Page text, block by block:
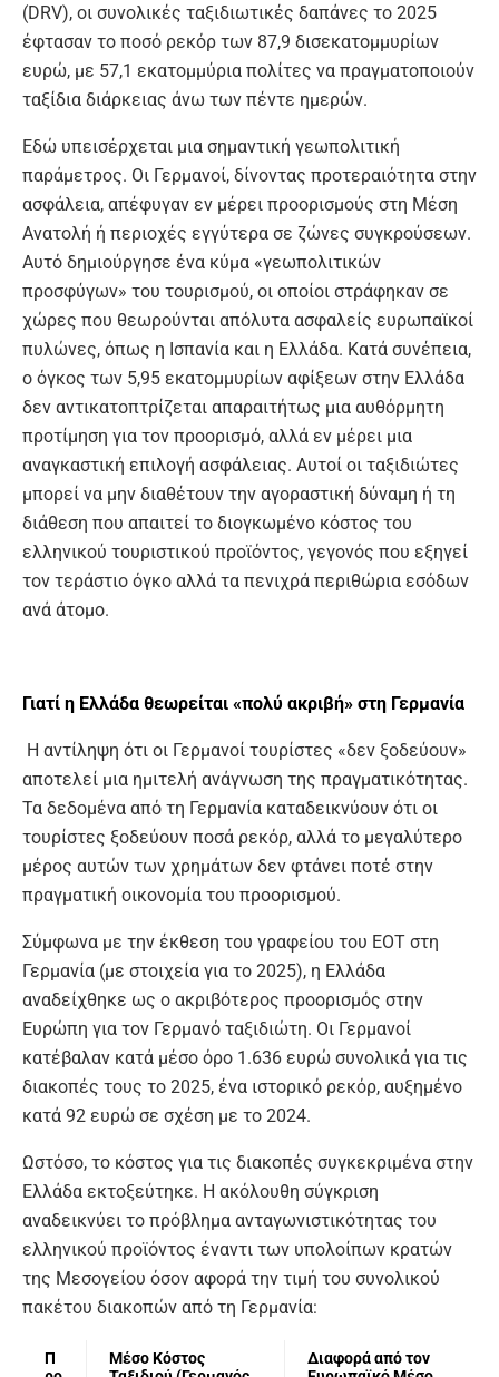
(DRV), οι συνολικές ταξιδιωτικές δαπάνες το 2025
έφτασαν το ποσό ρεκόρ των 87,9 δισεκατομμυρίων
ευρώ, με 57,1 εκατομμύρια πολίτες να πραγματοποιούν
ταξίδια διάρκειας άνω των πέντε ημερών.
Εδώ υπεισέρχεται μια σημαντική γεωπολιτική
παράμετρος. Οι Γερμανοί, δίνοντας προτεραιότητα στην
ασφάλεια, απέφυγαν εν μέρει προορισμούς στη Μέση
Ανατολή ή περιοχές εγγύτερα σε ζώνες συγκρούσεων.
Αυτό δημιούργησε ένα κύμα «γεωπολιτικών
προσφύγων» του τουρισμού, οι οποίοι στράφηκαν σε
χώρες που θεωρούνται απόλυτα ασφαλείς ευρωπαϊκοί
πυλώνες, όπως η Ισπανία και η Ελλάδα. Κατά συνέπεια,
ο όγκος των 5,95 εκατομμυρίων αφίξεων στην Ελλάδα
δεν αντικατοπτρίζεται απαραιτήτως μια αυθόρμητη
προτίμηση για τον προορισμό, αλλά εν μέρει μια
αναγκαστική επιλογή ασφάλειας. Αυτοί οι ταξιδιώτες
μπορεί να μην διαθέτουν την αγοραστική δύναμη ή τη
διάθεση που απαιτεί το διογκωμένο κόστος του
ελληνικού τουριστικού προϊόντος, γεγονός που εξηγεί
τον τεράστιο όγκο αλλά τα πενιχρά περιθώρια εσόδων
ανά άτομο.
Γιατί η Ελλάδα θεωρείται «πολύ ακριβή» στη Γερμανία
Η αντίληψη ότι οι Γερμανοί τουρίστες «δεν ξοδεύουν»
αποτελεί μια ημιτελή ανάγνωση της πραγματικότητας.
Τα δεδομένα από τη Γερμανία καταδεικνύουν ότι οι
τουρίστες ξοδεύουν ποσά ρεκόρ, αλλά το μεγαλύτερο
μέρος αυτών των χρημάτων δεν φτάνει ποτέ στην
πραγματική οικονομία του προορισμού.
Σύμφωνα με την έκθεση του γραφείου του ΕΟΤ στη
Γερμανία (με στοιχεία για το 2025), η Ελλάδα
αναδείχθηκε ως ο ακριβότερος προορισμός στην
Ευρώπη για τον Γερμανό ταξιδιώτη. Οι Γερμανοί
κατέβαλαν κατά μέσο όρο 1.636 ευρώ συνολικά για τις
διακοπές τους το 2025, ένα ιστορικό ρεκόρ, αυξημένο
κατά 92 ευρώ σε σχέση με το 2024.
Ωστόσο, το κόστος για τις διακοπές συγκεκριμένα στην
Ελλάδα εκτοξεύτηκε. Η ακόλουθη σύγκριση
αναδεικνύει το πρόβλημα ανταγωνιστικότητας του
ελληνικού προϊόντος έναντι των υπολοίπων κρατών
της Μεσογείου όσον αφορά την τιμή του συνολικού
πακέτου διακοπών από τη Γερμανία:
Π
Μέσο Κόστος
Διαφορά από τον